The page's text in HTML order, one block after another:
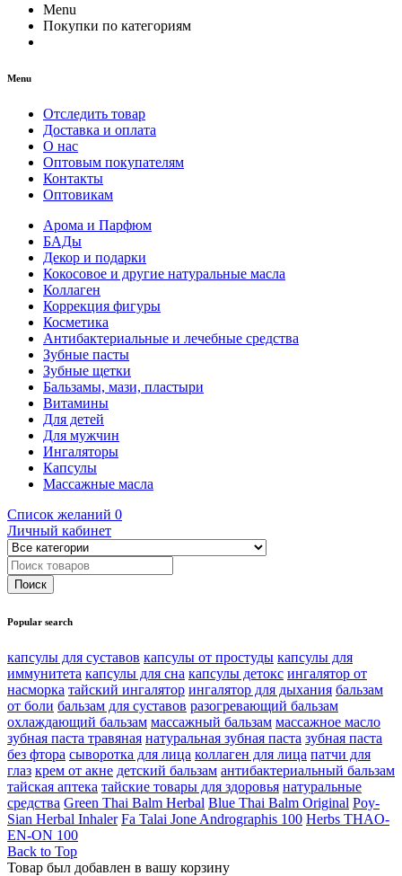
Menu
Покупки по категориям
Menu
Отследить товар
Доставка и оплата
О нас
Оптовым покупателям
Контакты
Оптовикам
Арома и Парфюм
БАДы
Декор и подарки
Кокосовое и другие натуральные масла
Коллаген
Коррекция фигуры
Косметика
Антибактериальные и лечебные средства
Зубные пасты
Зубные щетки
Бальзамы, мази, пластыри
Витамины
Для детей
Для мужчин
Ингаляторы
Капсулы
Массажные масла
Список желаний 0
Личный кабинет
Popular search
капсулы для суставов капсулы от простуды капсулы для
иммунитета капсулы для сна капсулы детокс ингалятор от
насморка тайский ингалятор ингалятор для дыхания бальзам
от боли бальзам для суставов разогревающий бальзам
охлаждающий бальзам массажный бальзам массажное масло
зубная паста травяная натуральная зубная паста зубная паста
без фтора сыворотка для лица коллаген для лица патчи для
глаз крем от акне детский бальзам антибактериальный бальзам
тайская аптека тайские товары для здоровья натуральные
средства Green Thai Balm Herbal Blue Thai Balm Original Poy-
Sian Herbal Inhaler Fa Talai Jone Andrographis 100 Herbs THAO-
EN-ON 100
Back to Top
Товар был добавлен в вашу корзину